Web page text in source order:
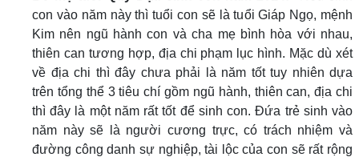
con vào năm này thì tuổi con sẽ là tuổi Giáp Ngọ, mệnh
Kim nên ngũ hành con và cha mẹ bình hòa với nhau,
thiên can tương hợp, địa chi phạm lục hình. Mặc dù xét
về địa chi thì đây chưa phải là năm tốt tuy nhiên dựa
trên tổng thể 3 tiêu chí gồm ngũ hành, thiên can, địa chi
thì đây là một năm rất tốt để sinh con. Đứa trẻ sinh vào
năm này sẽ là người cương trực, có trách nhiệm và
đường công danh sự nghiệp, tài lộc của con sẽ rất rộng